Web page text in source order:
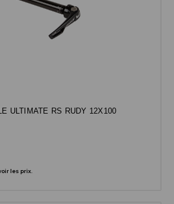
ULTIMATE RS RUDY 12X100
les prix.